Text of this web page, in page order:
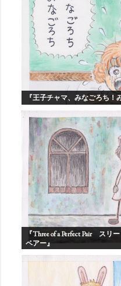
『王子チャマ、みなごろち！
『Three of a Perfect Pair スリ
ペアー』